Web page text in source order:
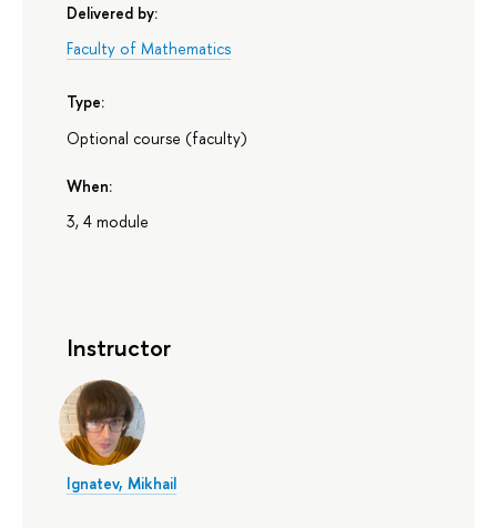
Delivered by:
Faculty of Mathematics
Type:
Optional course (faculty)
When:
3, 4 module
Instructor
Ignatev, Mikhail